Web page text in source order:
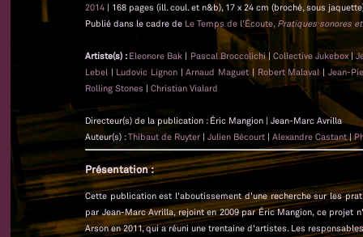
2014 | 168 pages (ill. coul. et n&b), 17 x 24 cm (broché, sous
Publié dans le cadre de Le Temps de l'Écoute, Pratiques sonores
Artiste(s) : Eleonore Bak | Pascal Broccolichi| Collective Jukebox|
Lebel | Ludovic Lignon |Arnaud Maguet | Robert Malaval| Jean-
Rolling Stones | Christian Vialard
Directeur(s) de la publication : Éric Mangion | Jean-Marc Avrilla
Auteur(s) :Thibaut de Ruyter | Julien Bécourt | Alexandre Castant|
Présentation :
Cette publication est l'aboutissement d'une recherche sur les
par Jean-Marc Avrilla, rejoint en 2009 par Éric Mangion, ce
Arson en 2011, qui a réuni une trentaine d'artistes. Les